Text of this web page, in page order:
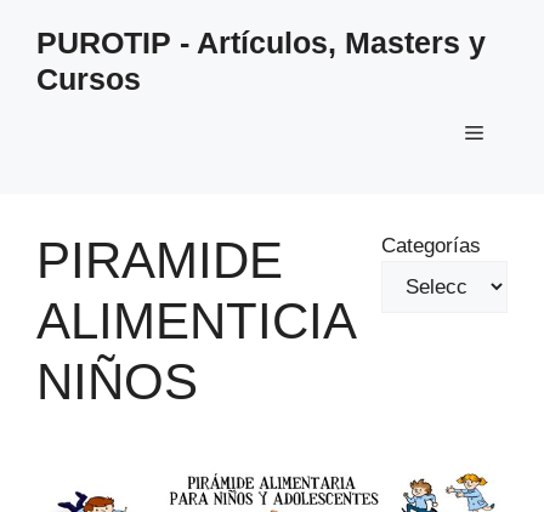
contenido
PUROTIP - Artículos, Masters y
Cursos
Menú
PIRAMIDE
ALIMENTICIA
NIÑOS
Categorías